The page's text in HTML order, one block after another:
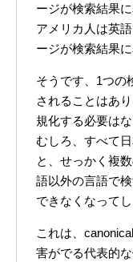
ージが検索結果に
アメリカ人は英
ージが検索結果に
そうです、1つの
されることはあ
規化する必要はな
むしろ、すべて
と、せっかく複
語以外の言語で
できなくなってし
これは、
害がでる代表的な